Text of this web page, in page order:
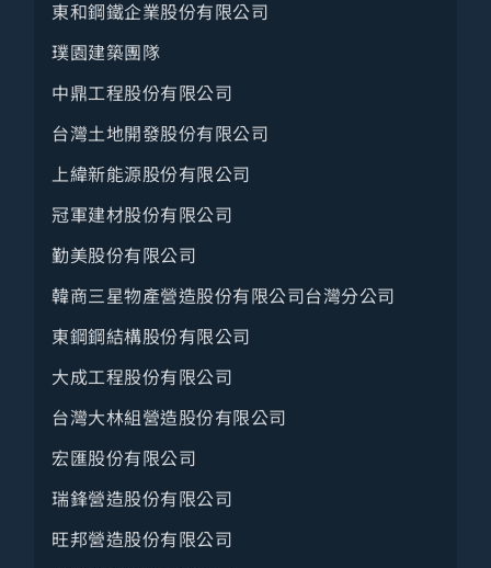
電信資通訊
軟體網路
石塑紡織
百貨零售
服飾配件
知名消費品牌
食品批發零售
餐飲服務
汽機零件
運輸儲配
旅宿觀光
東和鋼鐵企業股份有限公司
璞園建築團隊
中鼎工程股份有限公司
台灣土地開發股份有限公司
上緯新能源股份有限公司
冠軍建材股份有限公司
勤美股份有限公司
韓商三星物產營造股份有限公司台灣分公司
東鋼鋼結構股份有限公司
大成工程股份有限公司
台灣大林組營造股份有限公司
宏匯股份有限公司
瑞鋒營造股份有限公司
旺邦營造股份有限公司